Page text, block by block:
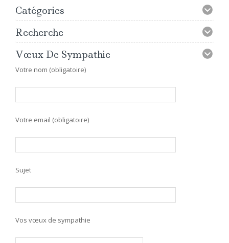
Catégories
Recherche
Vœux De Sympathie
Votre nom (obligatoire)
Votre email (obligatoire)
Sujet
Vos vœux de sympathie